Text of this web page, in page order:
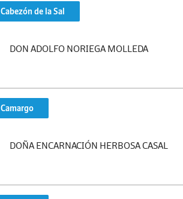
Cabezón de la Sal
DON ADOLFO NORIEGA MOLLEDA
Camargo
DOÑA ENCARNACIÓN HERBOSA CASAL